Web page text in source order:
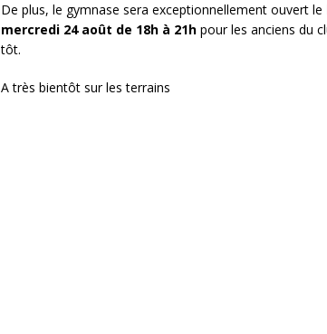
De plus, le gymnase sera exceptionnellement ouvert le
mercredi 24 août de 18h à 21h pour les anciens du
tôt.
A très bientôt sur les terrains